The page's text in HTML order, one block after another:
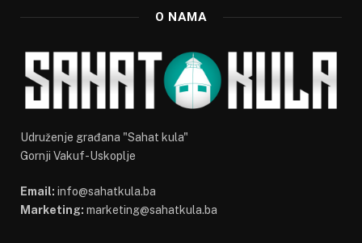
O NAMA
Udruženje građana "Sahat kula"
Gornji Vakuf-Uskoplje
Email: info@sahatkula.ba
Marketing: marketing@sahatkula.ba